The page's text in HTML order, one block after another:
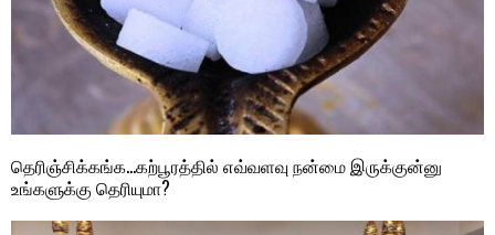
தெரிஞ்சிக்கங்க…கற்பூரத்தில் எவ்வளவு நன்மை இருக்குன்னு
உங்களுக்கு தெரியுமா?